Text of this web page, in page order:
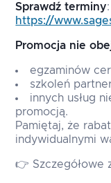
Sprawdź terminy:
https://
Promocja nie
egzaminów
szkoleń
innych usług
promocją.
Pamiętaj, że
indywidualnymi
👉 Szczegółowe